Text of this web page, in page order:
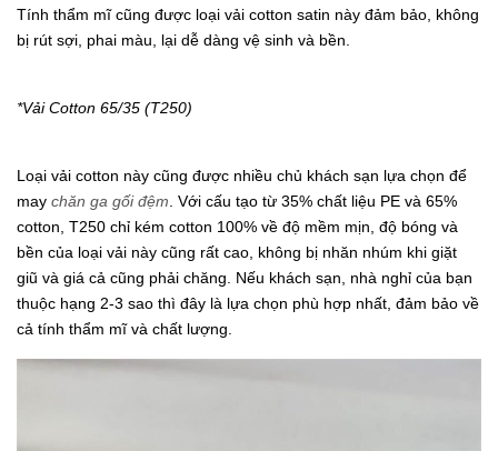
Tính thẩm mĩ cũng được loại vải cotton satin này đảm bảo, không
bị rút sợi, phai màu, lại dễ dàng vệ sinh và bền.
*Vải Cotton 65/35 (T250)
Loại vải cotton này cũng được nhiều chủ khách sạn lựa chọn để
may chăn ga gối đệm . Với cấu tạo từ 35% chất liệu PE và 65%
cotton, T250 chỉ kém cotton 100% về độ mềm mịn, độ bóng và
bền của loại vải này cũng rất cao, không bị nhăn nhúm khi giặt
giũ và giá cả cũng phải chăng. Nếu khách sạn, nhà nghỉ của bạn
thuộc hạng 2-3 sao thì đây là lựa chọn phù hợp nhất, đảm bảo về
cả tính thẩm mĩ và chất lượng.